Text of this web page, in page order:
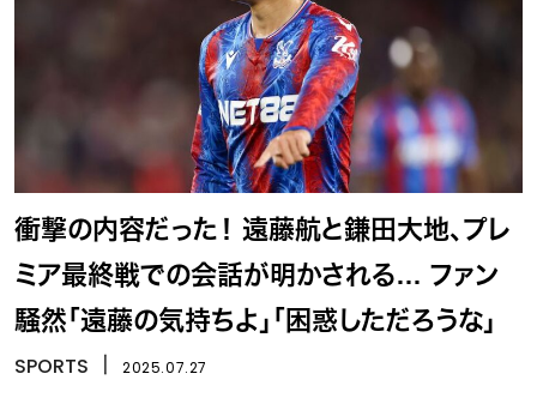
衝撃の内容だった！ 遠藤航と鎌田大地、プレ
ミア最終戦での会話が明かされる… ファン
騒然「遠藤の気持ちよ」「困惑しただろうな」
SPORTS 2025.07.27